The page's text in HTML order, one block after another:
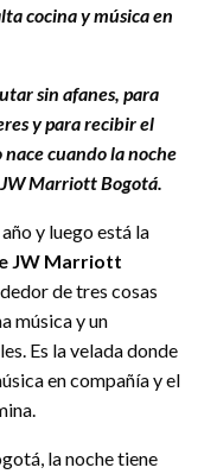
cocina y música en
sin afanes, para
y para recibir el
cuando la noche
Marriott Bogotá.
y luego está la
JW Marriott
de tres cosas
música y un
Es la velada donde
en compañía y el
la noche tiene